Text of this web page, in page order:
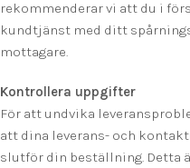
rekommenderar vi att du i
kundtjänst med ditt
mottagare.
Kontrollera uppgifter
För att undvika
att dina leverans- och
slutför din beställning. Detta